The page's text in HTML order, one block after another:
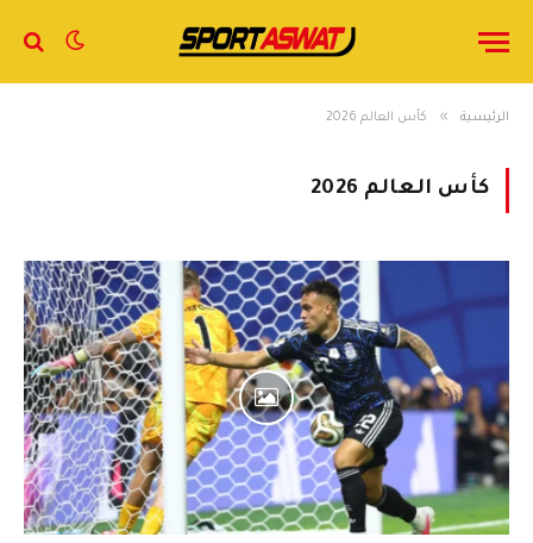
الرئيسية » كأس العالم 2026
كأس العالم 2026